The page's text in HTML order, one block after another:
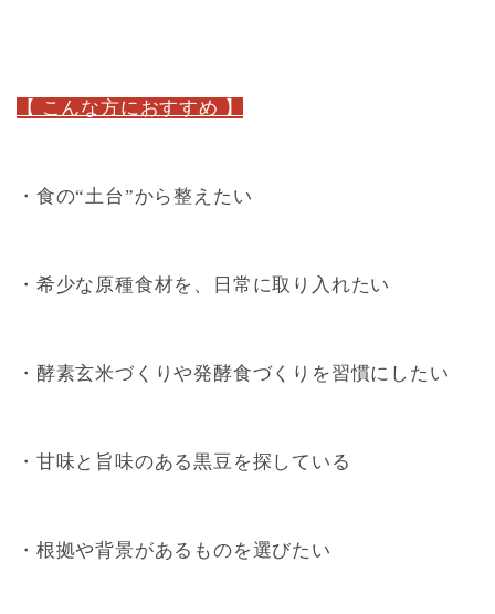
【 こんな方におすすめ 】
・食の“土台”から整えたい
・希少な原種食材を、日常に取り入れたい
・酵素玄米づくりや発酵食づくりを習慣にしたい
・甘味と旨味のある黒豆を探している
・根拠や背景があるものを選びたい